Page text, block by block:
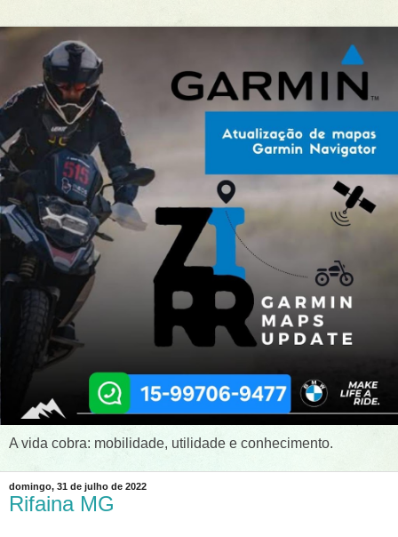
A vida cobra: mobilidade, utilidade e conhecimento.
domingo, 31 de julho de 2022
Rifaina MG